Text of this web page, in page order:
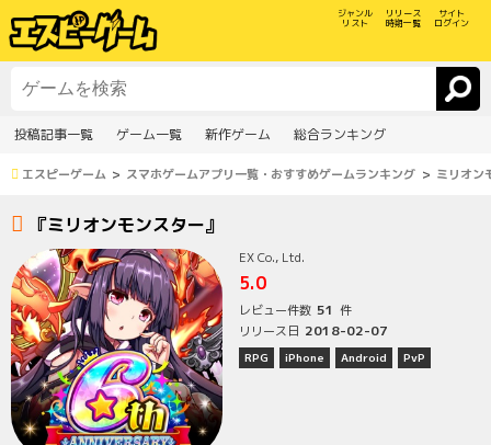
ジャンル
リスト
リリース
時期一覧
サイト
ログイン
投稿記事一覧 ゲーム一覧 新作ゲーム 総合ランキング
エスピーゲーム スマホゲームアプリ一覧・おすすめゲームランキング ミリオン
『ミリオンモンスター』
EX Co., Ltd.
5.0
レビュー件数 51 件
リリース日 2018-02-07
RPG iPhone Android PvP